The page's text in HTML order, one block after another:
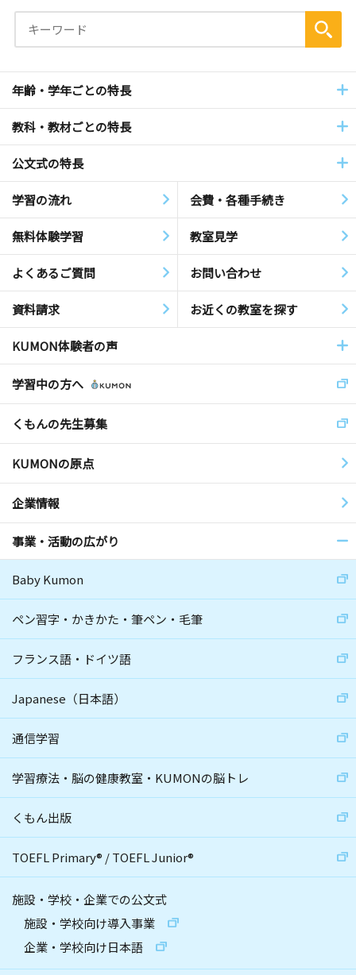
年齢・学年ごとの特長
教科・教材ごとの特長
公文式の特長
学習の流れ 会費・各種手続き
無料体験学習 教室見学
よくあるご質問 お問い合わせ
資料請求 お近くの教室を探す
KUMON体験者の声
学習中の方へ
くもんの先生募集
KUMONの原点
企業情報
事業・活動の広がり
Baby Kumon
ペン習字・かきかた・筆ペン・毛筆
フランス語・ドイツ語
Japanese（日本語）
通信学習
学習療法・脳の健康教室・KUMONの脳トレ
くもん出版
TOEFL Primary® /TOEFL Junior®
施設・学校・企業での公文式
施設・学校向け導入事業
企業・学校向け日本語